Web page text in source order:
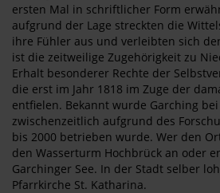
ersten Mal in schriftlicher Form
aufgrund der Lage streckten die
ihre Fühler aus und verleibten sich
ist die zeitweilige Zugehörigkeit zu
Erhalt besonderer Rechte der
die erst im Jahr 1818 im Zuge der
entfielen. Bekannt wurde Garching
zwischenzeitlich aufgrund des
bis 2000 betrieben wurde. Wer den
den Wasserturm Hochbrück an oder
Garchinger See. In der Stadt selber
Pfarrkirche St. Katharina.